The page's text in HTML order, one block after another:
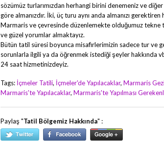
sözümüz turlarımızdan herhangi birini denemeniz ve
göre almanızdır. İki, üç turu aynı anda almanızı
Marmaris ve çevresinde düzenlemekte olduğumuz tekne
ve güzel yorumlar almaktayız.
Bütün tatil süresi boyunca misafirlerimizin sadece tur ve
sorunlarla ilgili ya da öğrenmek istediği şeyler hakkında
24 saat hizmetinizdeyiz.
Tags: İçmeler Tatili, İçmeler'de Yapılacaklar, Marmaris
Marmaris'te Yapılacaklar, Marmaris'te Yapılması
Paylaş "Tatil Bölgemiz Hakkında" :